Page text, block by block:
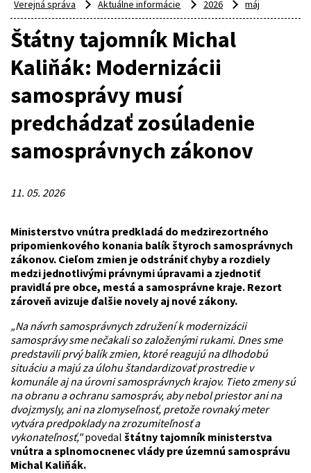
Verejná správa Aktuálne informácie 2026 máj
Štátny tajomník Michal
Kaliňák: Modernizácii
samosprávy musí
predchádzať zosúladenie
samosprávnych zákonov
11. 05. 2026
Ministerstvo vnútra predkladá do medzirezortného
pripomienkového konania balík štyroch samosprávnych
zákonov. Cieľom zmien je odstrániť chyby a rozdiely
medzi jednotlivými právnymi úpravami a zjednotiť
pravidlá pre obce, mestá a samosprávne kraje. Rezort
zároveň avizuje ďalšie novely aj nové zákony.
„Na návrh samosprávnych združení k modernizácii
samosprávy sme nečakali so založenými rukami. Dnes sme
predstavili prvý balík zmien, ktoré reagujú na dlhodobú
situáciu a majú za úlohu štandardizovať prostredie v
komunále aj na úrovni samosprávnych krajov. Tieto zmeny sú
na obranu a ochranu samospráv, aby nebol priestor ani na
dvojzmysly, ani na zlomyseľnosť, pretože rovnaký meter
vytvára predpoklady na zrozumiteľnosť a
vykonateľnosť,"povedal štátny tajomník ministerstva
vnútra a splnomocnenec vlády pre územnú samosprávu
Michal Kaliňák.